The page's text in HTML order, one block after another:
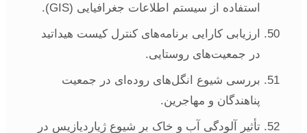
استفاده از سیستم اطلاعات جغرافیایی (GIS).
ارزیابی کارایی برنامه‌های کنترل کیست هیداتید
در جمعیت‌های روستایی.
بررسی شیوع انگل‌های روده‌ای در جمعیت
پناهندگان و مهاجرین.
تأثیر آلودگی آب و خاک بر شیوع ژیاردیازیس در